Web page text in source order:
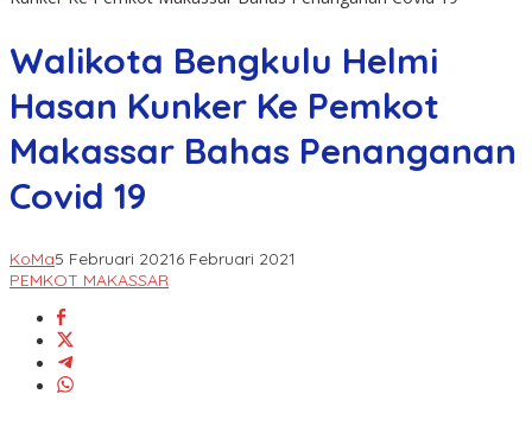
Walikota Bengkulu Helmi
Hasan Kunker Ke Pemkot
Makassar Bahas Penanganan
Covid 19
KoMa5 Februari 20216 Februari 2021
PEMKOT MAKASSAR